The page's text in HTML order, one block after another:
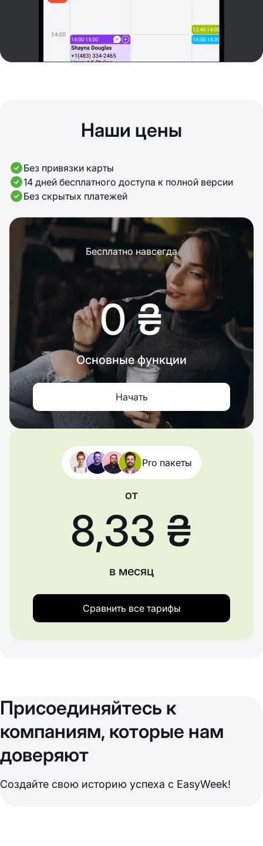
Наши цены
Без привязки карты
14 дней бесплатного доступа к полной версии
Без скрытых платежей
Бесплатно навсегда
0 ₴
Основные функции
Начать
Pro пакеты
от
8,33 ₴
в месяц
Сравнить все тарифы
Присоединяйтесь к
компаниям, которые нам
доверяют
Создайте свою историю успеха с EasyWeek!